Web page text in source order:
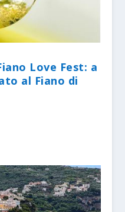
Love Fest: a
al Fiano di